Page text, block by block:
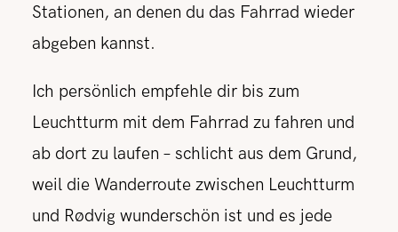
Stationen, an denen du das Fahrrad wieder
abgeben kannst.
Ich persönlich empfehle dir bis zum
Leuchtturm mit dem Fahrrad zu fahren und
ab dort zu laufen – schlicht aus dem Grund,
weil die Wanderroute zwischen Leuchtturm
und Rødvig wunderschön ist und es jede